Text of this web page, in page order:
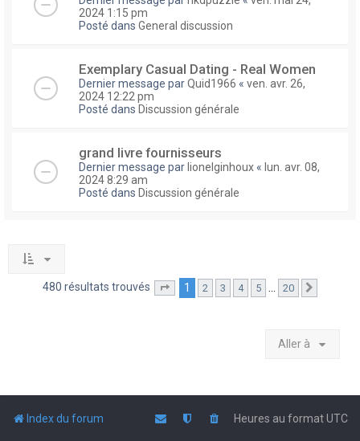
2024 1:15 pm
Posté dans General discussion
Exemplary Сasual Dating - Real Women
Dernier message parQuid1966 « ven. avr. 26,
2024 12:22 pm
Posté dans Discussion générale
grand livre fournisseurs
Dernier message par lionelginhoux « lun. avr. 08,
2024 8:29 am
Posté dans Discussion générale
480 résultats trouvés Page sur20
1 2 3 4 5 … 20
Aller à
Index du forum Heures au formatUTC